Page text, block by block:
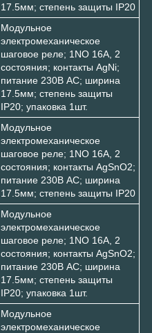
17.5мм; степень защиты IP20
Модульное
электромеханическое
шаговое реле; 1NO 16А, 2
состояния; контакты AgNi;
питание 230В АC; ширина
17.5мм; степень защиты
IP20; упаковка 1шт.
Модульное
электромеханическое
шаговое реле; 1NO 16А, 2
состояния; контакты AgSnO2;
питание 230В АC; ширина
17.5мм; степень защиты IP20
Модульное
электромеханическое
шаговое реле; 1NO 16А, 2
состояния; контакты AgSnO2;
питание 230В АC; ширина
17.5мм; степень защиты
IP20; упаковка 1шт.
Модульное
электромеханическое